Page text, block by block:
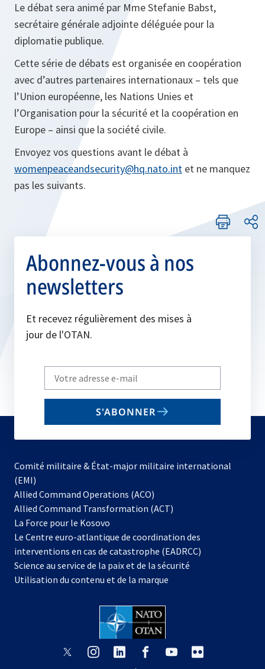
Le débat sera animé par Mme Stefanie Babst,
secrétaire générale adjointe déléguée pour la
diplomatie publique.
Cette série de débats est organisée en coopération
avec d’autres partenaires internationaux – tels que
l’Union européenne, les Nations Unies et
l’Organisation pour la sécurité et la coopération en
Europe – ainsi que la société civile.
Envoyez vos questions avant le débat à
womenpeaceandsecurity@hq.nato.int et ne manquez
pas les suivants.
Abonnez-vous à nos
newsletters
Et recevez régulièrement des mises à
jour de l'OTAN.
Write
your
email
S'ABONNER
Comité militaire & État-major militaire international
(EMI)
Allied Command Operations (ACO)
dans
nouvel
onglet
Allied Command Transformation (ACT)
La Force pour le Kosovo
dans
un
nouvel
onglet
Le Centre euro-atlantique de coordination des
interventions en cas de catastrophe (EADRCC)
Science au service de la paix et de la sécurité
Utilisation du contenu et de la marque
s’ouvres’ouvres’ouvres’ouvres’ouvre